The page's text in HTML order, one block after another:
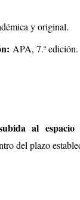
y original.
APA, 7.ª edición.
al
del plazo